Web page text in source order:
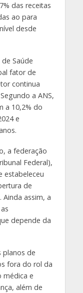
das receitas
ao para
desde
Saúde
fator de
continua
a ANS,
a 10,2% do
e
a federação
Federal),
estabeleceu
de
assim, a
depende da
planos de
fora do rol da
médica e
além de